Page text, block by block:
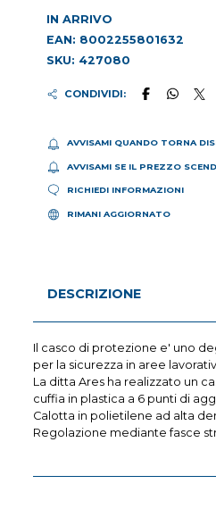
IN ARRIVO
EAN: 8002255801632
SKU: 427080
CONDIVIDI:
AVVISAMI QUANDO TORNA
AVVISAMI SE IL PREZZO
RICHIEDI INFORMAZIONI
RIMANI AGGIORNATO
DESCRIZIONE
Il casco di protezione e' uno
per la sicurezza in aree
La ditta Ares ha realizzato un
cuffia in plastica a 6 punti di
Calotta in polietilene ad alta
Regolazione mediante fasce